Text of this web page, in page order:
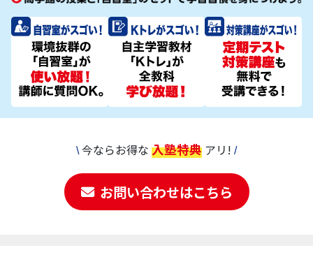
高学館に入塾した当初は、自分に合った勉強の取り組
み方をまだ見つけられていませんでした。 この状況
を変えようと、周りの友達や先生から勉強法を教えて
方法だけを取り入れていきました。その結果、以前よ
りも学習内容が定着するようになり、効率的な勉強が
できるようになりました。勉強法の改善や勉強時間の
増加は、高学館に入ったことで自分よりレベルの高い
\今ならお得な 入塾特典 アリ! /
お問い合わせはこちら